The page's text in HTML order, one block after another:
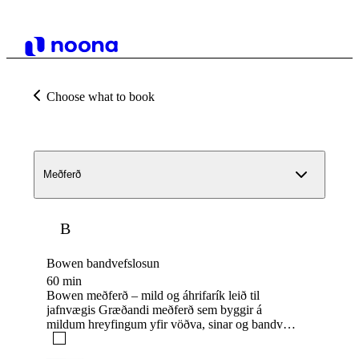
Choose what to book
Meðferð
B
Bowen bandvefslosun
60 min
Bowen meðferð – mild og áhrifarík leið til
jafnvægis Græðandi meðferð sem byggir á
mildum hreyfingum yfir vöðva, sinar og bandvef